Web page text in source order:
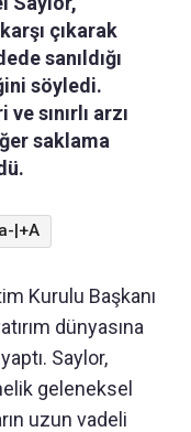
çıkarak
sanıldığı
söyledi.
sınırlı arzı
saklama
a-|+A
Kurulu Başkanı
dünyasına
Saylor,
geleneksel
uzun vadeli